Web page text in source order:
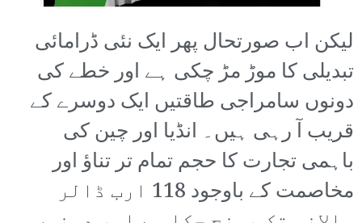
لیکن اب صورتحال پھر ایک نئی ڈرامائی
تبدیلی کا موڑ مڑ چکی ہے اور خطے کی
دونوں سامراجی طاقتیں ایک دوسرے کے
قریب آ رہی ہیں۔ انڈیا اور چین کی
باہمی تجارت کا حجم تمام تر تناؤ اور
مخاصمت کے باوجود 118 ارب ڈالر